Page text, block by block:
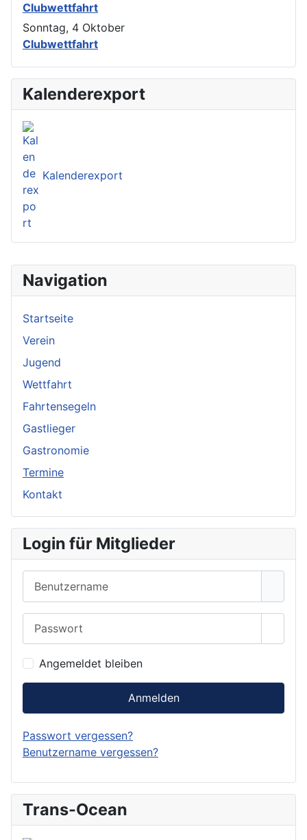
Navigation
Startseite
Verein
Jugend
Wettfahrt
Fahrtensegeln
Gastlieger
Gastronomie
Termine
Kontakt
Login für Mitglieder
Angemeldet bleiben
Anmelden
Passwort vergessen?
Benutzername vergessen?
Trans-Ocean
Clubwettfahrt
Sonntag, 4 Oktober
Clubwettfahrt
Kalenderexport
Kalenderexport